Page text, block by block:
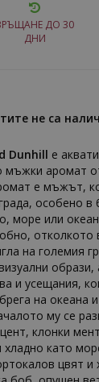
ДО 30
ДНИ
не са
Dunhill е
мъжки аромат
е мъжът,
особено в
море или
отколкото
на големия
образи,
и усещания,
на океана
му се
клонки
като
цвят и